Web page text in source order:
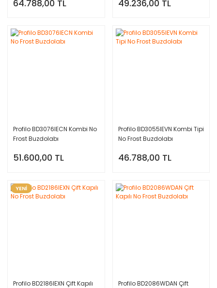
64.788,00 TL 49.236,00 TL
Profilo BD3076IECN Kombi No
Frost Buzdolabı
51.600,00 TL
Profilo BD3055IEVN Kombi Tipi
No Frost Buzdolabı
46.788,00 TL
YENİ
Profilo BD2186IEXN Çift Kapılı
Profilo BD2086WDAN Çift